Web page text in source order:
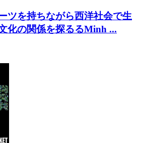
ツを持ちながら西洋社会で生
化の関係を探るるMinh ...